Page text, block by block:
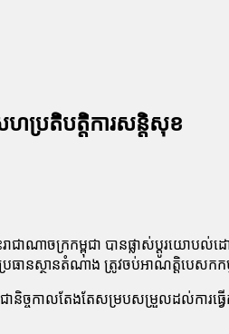
ប្រតិបត្តិការសន្តិសុខ
ាណាចក្រកម្ពុជា បានផ្លាស់ប្ដូរយោបល់ដ
ធានស្ថានតំណាង ត្រូវចប់អាណត្តិបេសកកម្
ចកាលតែងតែសម្របសម្រួលដល់ការធ្វើក